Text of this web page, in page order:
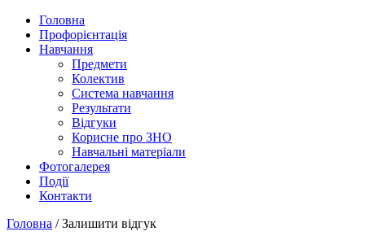
Головна
Профорієнтація
Навчання
Предмети
Колектив
Система навчання
Результати
Відгуки
Корисне про ЗНО
Навчальні матеріали
Фотогалерея
Події
Контакти
Головна /Залишити відгук